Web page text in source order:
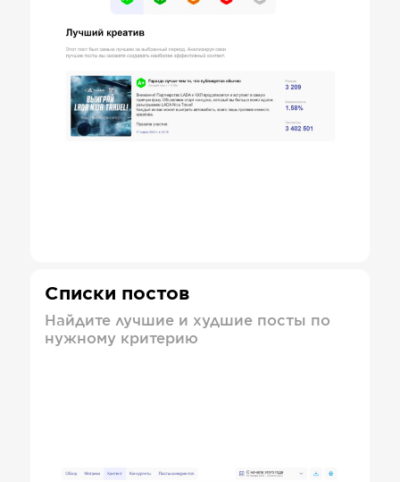
Списки постов
Найдите лучшие и худшие посты по
нужному критерию